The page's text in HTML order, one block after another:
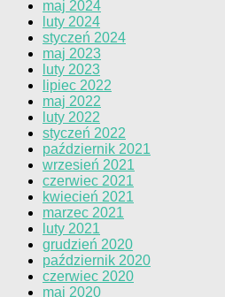
maj 2024
luty 2024
styczeń 2024
maj 2023
luty 2023
lipiec 2022
maj 2022
luty 2022
styczeń 2022
październik 2021
wrzesień 2021
czerwiec 2021
kwiecień 2021
marzec 2021
luty 2021
grudzień 2020
październik 2020
czerwiec 2020
maj 2020